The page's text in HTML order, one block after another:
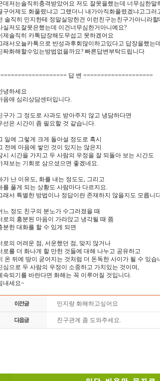
데저는솔직히충격받았어요 저도 잘못을했는데 너무심한말
구어제도 화풀렸냐고 그랬더니 내가아직화풀렸겠냐고그
솔직히 민지한테 정말실망한건 이런친구는친구가아니라
실저도잘못은했는데 이건너무심한거아니예요?
제솔직히 카톡답장해도무섭고 못하겠어요
래서오늘카톡으로 반성과후회많이하고있다고 답장을했는
짜화해할수있는방법없을까요? 빠른답변부탁드립니다
답 변 ====================
녕하세요
음애 심리상담센터입니다.
구가 그 정도로 사과도 받아주지 않고 냉담하다면
선은 시간이 좀 필요할 것 같습니다.
일에 그렇게 크게 돌아설 정도로 혹시
전에 마음에 쌓인 것이 있지는 않은지
시 시간을 가지고 두 사람의 우정을 잘 되돌아 보는 시간도
져보는 기회로 삼으셨으면 좋겠네요.
가 난 이유도, 화를 내는 정도도, 그리고
를 풀게 되는 상황도 사람마다 다르지요.
래서 특별한 방법이나 정답이란 존재하지 않을지도 모릅니
느 정도 친구의 분노가 수그러졌을 때
로의 흥분된 마음이 가라앉고 냉각될 때 쯤
분한 대화를 할 수 있게 되면
로의 어려운 점, 서운했던 점, 맞지 않거나
로를 더 화나게 할 만한 것들에 대해 나누고 공유하고
온 뒤에 땅이 굳어지는 것처럼 더 돈독한 사이가 될 수 있습
심으로 두 사람의 우정이 소중하고 가치있는 것이며,
속되기를 바란다면 화해는 꼭 이루어질 것입니다.
내세요~
민지랑 화해하고싶어요
친구관계 좀 도와주세요.